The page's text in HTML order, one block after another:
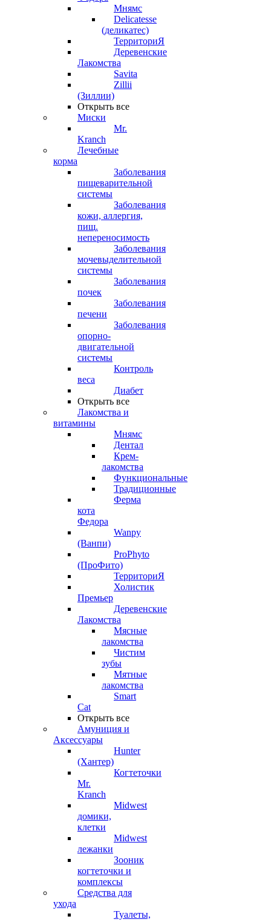
Мнямс
Delicatesse
(деликатес)
ТерриториЯ
Деревенские
Лакомства
Savita
Zillii
(Зиллии)
Открыть все
Миски
Mr.
Kranch
Лечебные
корма
Заболевания
пищеварительной
системы
Заболевания
кожи, аллергия,
пищ.
непереносимость
Заболевания
мочевыделительной
системы
Заболевания
почек
Заболевания
печени
Заболевания
опорно-
двигательной
системы
Контроль
веса
Диабет
Открыть все
Лакомства и
витамины
Мнямс
Дентал
Крем-
лакомства
Функциональные
Традиционные
Ферма
кота
Федора
Wanpy
(Ванпи)
ProPhyto
(ПроФито)
ТерриториЯ
Холистик
Премьер
Деревенские
Лакомства
Мясные
лакомства
Чистим
зубы
Мятные
лакомства
Smart
Cat
Открыть все
Амуниция и
Аксессуары
Hunter
(Хантер)
Когтеточки
Mr.
Kranch
Midwest
домики,
клетки
Midwest
лежанки
Зооник
когтеточки и
комплексы
Средства для
ухода
Туалеты,